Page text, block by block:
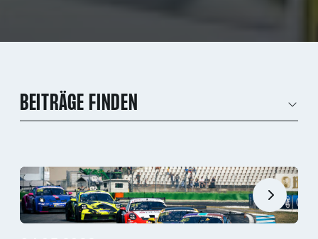
BEITRÄGE FINDEN